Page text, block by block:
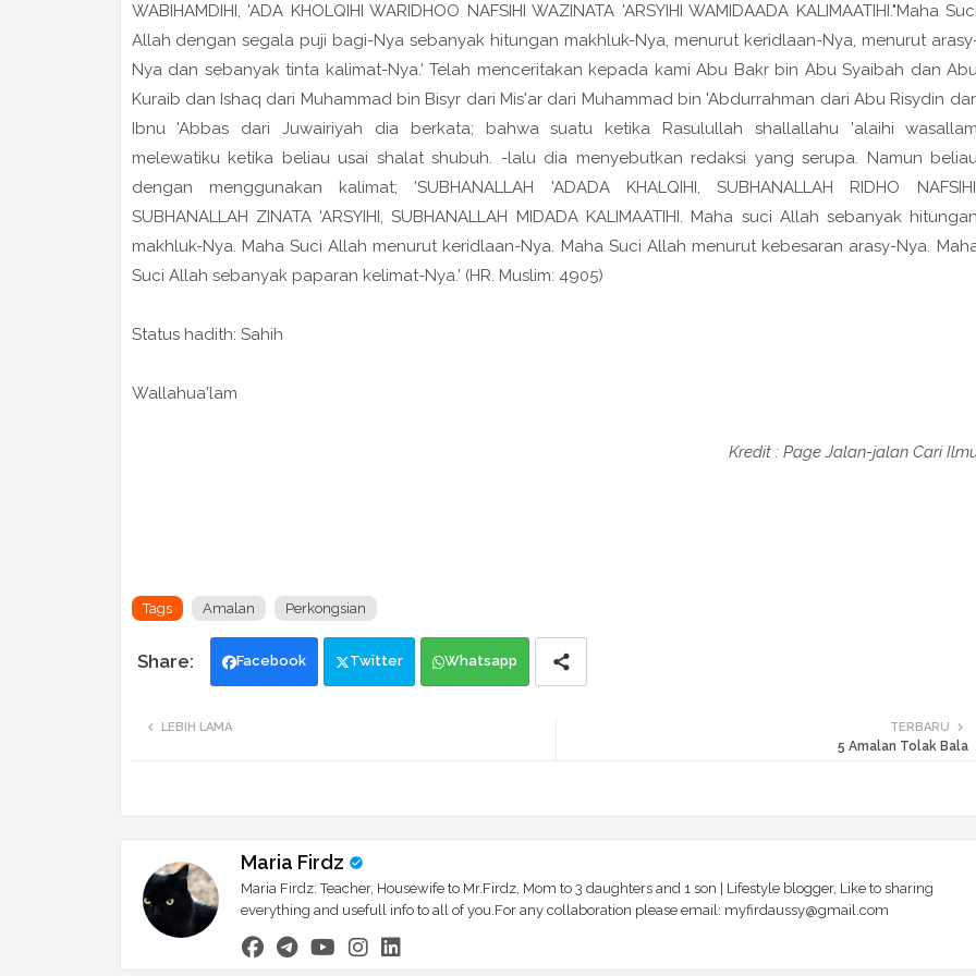
WABIHAMDIHI, 'ADA KHOLQIHI WARIDHOO NAFSIHI WAZINATA 'ARSYIHI WAMIDAADA KALIMAATIHI."Maha Suci
Allah dengan segala puji bagi-Nya sebanyak hitungan makhluk-Nya, menurut keridlaan-Nya, menurut
Nya dan sebanyak tinta kalimat-Nya.' Telah menceritakan kepada kami Abu Bakr bin Abu Syaibah dan
Kuraib dan Ishaq dari Muhammad bin Bisyr dari Mis'ar dari Muhammad bin 'Abdurrahman dari Abu Risydin
Ibnu 'Abbas dari Juwairiyah dia berkata; bahwa suatu ketika Rasulullah shallallahu 'alaihi wasallam
melewatiku ketika beliau usai shalat shubuh. -lalu dia menyebutkan redaksi yang serupa. Namun
dengan menggunakan kalimat; 'SUBHANALLAH 'ADADA KHALQIHI, SUBHANALLAH RIDHO
SUBHANALLAH ZINATA 'ARSYIHI, SUBHANALLAH MIDADA KALIMAATIHI. Maha suci Allah sebanyak hitungan
makhluk-Nya. Maha Suci Allah menurut keridlaan-Nya. Maha Suci Allah menurut kebesaran arasy-Nya.
Suci Allah sebanyak paparan kelimat-Nya.' (HR. Muslim: 4905)
Status hadith: Sahih
Wallahua'lam
Kredit : Page Jalan-jalan Cari
Tags Amalan Perkongsian
Facebook Twitter Whatsapp
TERBARU
5 Amalan Tolak Bala
LEBIH LAMA
Maria Firdz
Maria Firdz: Teacher, Housewife to Mr.Firdz, Mom to 3 daughters and 1 son | Lifestyle blogger, Like to sharing
everything and usefull info to all of you.For any collaboration please email: myfirdaussy@gmail.com